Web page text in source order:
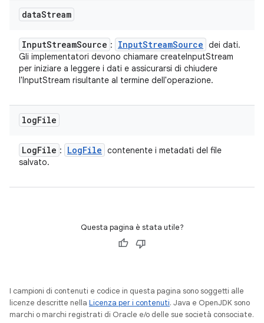
dataStream
InputStreamSource : InputStreamSource dei dati.
Gli implementatori devono chiamare createInputStream
per iniziare a leggere i dati e assicurarsi di chiudere
l'InputStream risultante al termine dell'operazione.
logFile
LogFile : LogFile contenente i metadati del file
salvato.
Questa pagina è stata utile?
I campioni di contenuti e codice in questa pagina sono soggetti alle
licenze descritte nella Licenza per i contenuti. Java e OpenJDK sono
marchi o marchi registrati di Oracle e/o delle sue società consociate.